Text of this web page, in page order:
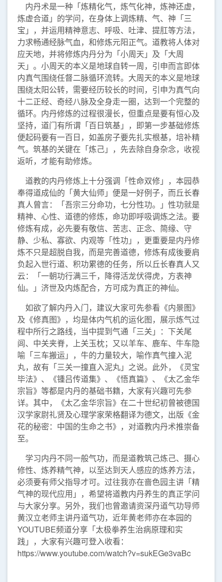
内丹术是一种「炼精化气，炼气化神，炼神还虚，
炼虚合道」的学问，在身体上调炼精、气、神「三
宝」，并运用精神意志、呼吸、吐津、提肛等方法，
力求畅通经脉气血，和修炼元阳正气。道教将人体对
应天地，并将修炼内丹分为「小周天」及「大周
天」。小周天的本义是地球自转一周，引申而言即体
内真气围绕任督二脉循环流转。大周天的本义是地球
围绕太阳公转，需要经历较长的时间，引申为真气向
十二正经、奇经八脉及全身走一圈，达到一个完整的
循环。内丹修炼的过程很漫长，但重点是要有恒心及
坚持，道门有所谓「百日筑基」，即第一步基础修炼
便起码要有一百日，如盖房子要先扎实根基，培补精
气。筑基的关键在「炼己」，先去除自身杂念，收视
返听，才能有助修炼。
道教的内丹修炼上十分强调「性命双修」，本园恭
奉得道成仙的「黄大仙师」便是一好例子，而丘长春
真人曾言：「吾宗三分命功，七分性功。」性功就是
精神、心性、道德的修炼，命功即呼吸调炼之法。要
修炼有成，必先要有敬信、苦志、正念、简缘、守
静、少私、寡欲、内观等「性功」，更重要是内丹修
炼不只是超脱自我，而是完善道德，修炼有成後要肩
负起入世行道、积功累德的任务，所以丘长春真人又
云：「一朝功行满三千，降得活龙伏得虎，方表神
仙。」济世及内炼配合，方可成为真正的神仙。
如欲了解内丹入门，建议大家可先参看《内景图》
及《修真图》，均是体内气机的运化图，展示炼气过
程中所行之路线，当中提到气通「三关」：下关尾
闾、中关夹脊，上关玉枕；又以羊车、鹿车、牛车隐
喻「三车搬运」，牛的力量较大，喻作真气撞入泥
丸，故有「三关一撞直入泥丸」之说。此外，《灵宝
毕法》、《锺吕传道集》、《悟真篇》、《太乙金华
宗旨》等都是内丹的基础书籍，大家有兴趣可先参
详。其中，《太乙金华宗旨》在二十世纪初曾被德国
汉学家尉礼贤及心理学家荣格翻译为德文，出版《金
花的秘密：中国的生命之书》，对道教内丹术推崇备
至。
学习内丹不同一般气功，而是道教筑己炼己、摄心
修性、炼养精气神，以至达到天人感应的炼养方法，
必须要有师父指导才可。过往我亦在啬色园主讲「精
气神的现代应用」，希望将道教内丹养生的真正学问
与大家分享。另外，我们也曾邀请资深丹道气功导师
黄汉立老师主讲丹道气功，近年黄老师亦在本园的
YOUTUBE频道分享「太极拳养生治病原理和实
践」，大家有兴趣可登入收看：
https://www.youtube.com/watch?v=sukEGe3vaBc